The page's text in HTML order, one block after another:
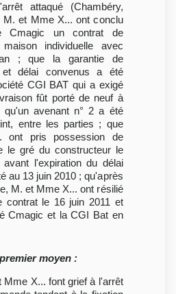
attaqué (Chambéry,
M. et Mme X... ont conclu
Cmagic un contrat de
individuelle avec
; que la garantie de
délai convenus a été
CGI BAT qui a exigé
fût porté de neuf à
qu'un avenant n° 2 a été
entre les parties ; que
ont pris possession de
le gré du constructeur le
l'expiration du délai
au 13 juin 2010 ; qu'après
M. et Mme X... ont résilié
contrat le 16 juin 2011 et
Cmagic et la CGI Bat en
moyen :
Mme X... font grief à l'arrêt